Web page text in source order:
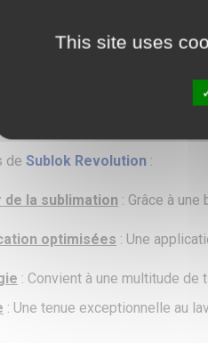
de Sublok Revolution :
la sublimation : Grâce à
optimisées : Une
: Convient à une multitude
: Une tenue exceptionnelle au
This site uses